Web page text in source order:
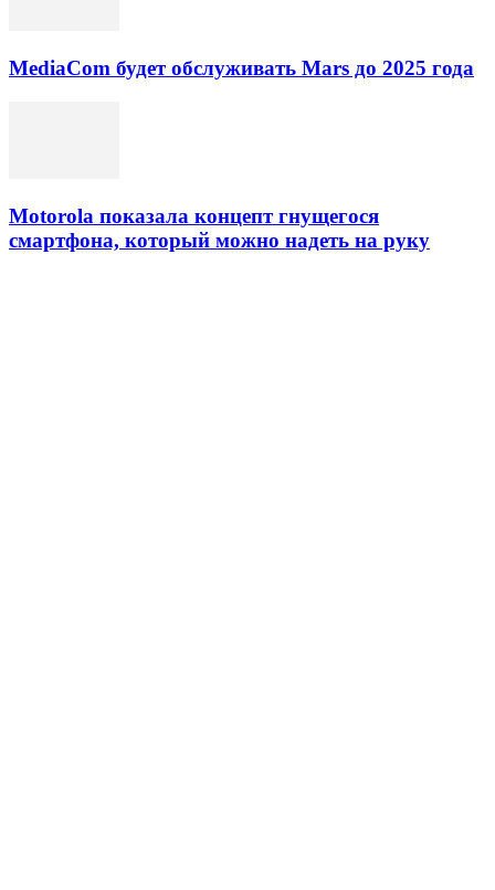
MediaCom будет обслуживать Mars до 2025 года
Motorola показала концепт гнущегося
смартфона, который можно надеть на руку